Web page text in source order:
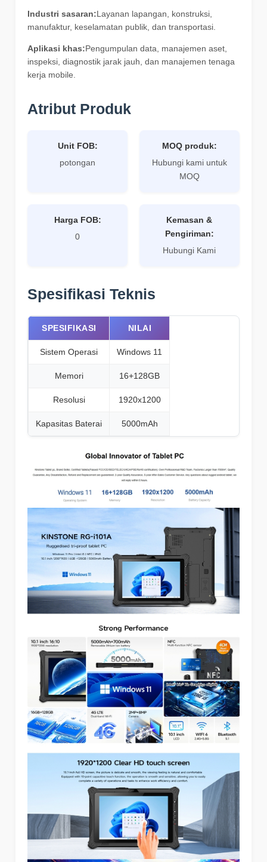
Industri sasaran:Layanan lapangan, konstruksi,
manufaktur, keselamatan publik, dan transportasi.
Aplikasi khas:Pengumpulan data, manajemen aset,
inspeksi, diagnostik jarak jauh, dan manajemen tenaga
kerja mobile.
Atribut Produk
Unit FOB:
potongan
MOQ produk:
Hubungi kami untuk
MOQ
Harga FOB:
0
Kemasan &
Pengiriman:
Hubungi Kami
Spesifikasi Teknis
SPESIFIKASI NILAI
Sistem Operasi Windows 11
Memori 16+128GB
Resolusi 1920x1200
Kapasitas Baterai 5000mAh